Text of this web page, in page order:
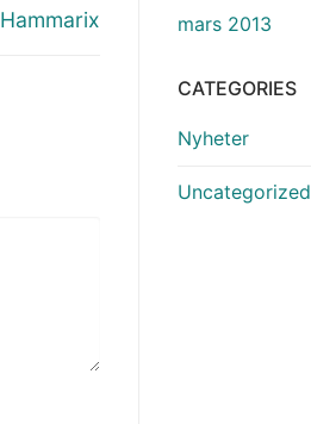
Nästa
Hammarix mars 2013
CATEGORIES
Nyheter
Uncategorized